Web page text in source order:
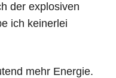
der explosiven
ich keinerlei
mehr Energie.